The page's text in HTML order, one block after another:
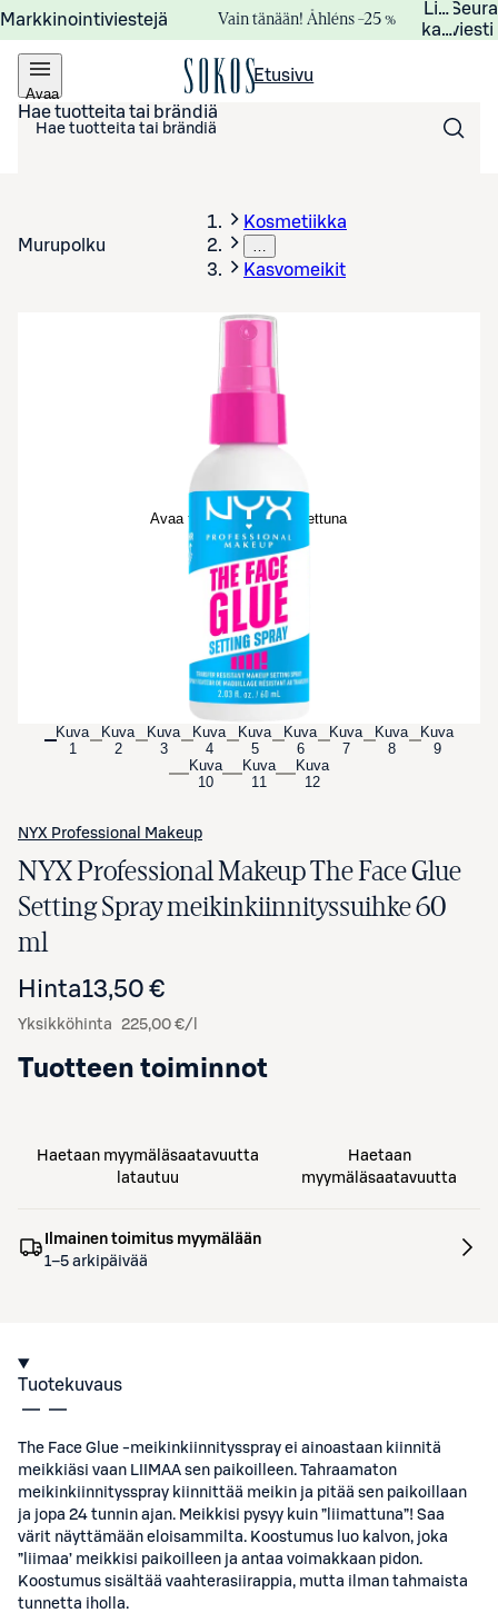
Markkinointiviestejä Vain tänään! Åhléns –25 %
viesti
Avaa
valikko
Etusivu
Hae tuotteita tai brändiä
Murupolku
Kosmetiikka
…
Kasvomeikit
Avaa tuotekuva suurennettuna
Kuva
1
Kuva
2
Kuva
3
Kuva
4
Kuva
5
Kuva
6
Kuva
7
Kuva
8
Kuva
9
Kuva
10
Kuva
11
Kuva
12
NYX Professional Makeup
NYX Professional Makeup The Face Glue
Setting Spray meikinkiinnityssuihke 60
ml
Hinta13,50 €
Yksikköhinta 225,00 €/l
Tuotteen toiminnot
Haetaan myymäläsaatavuutta
latautuu
Haetaan
myymäläsaatavuutta
Ilmainen toimitus myymälään
1–5 arkipäivää
Tuotekuvaus
The Face Glue -meikinkiinnitysspray ei ainoastaan kiinnitä
meikkiäsi vaan LIIMAA sen paikoilleen. Tahraamaton
meikinkiinnitysspray kiinnittää meikin ja pitää sen paikoillaan
ja jopa 24 tunnin ajan. Meikkisi pysyy kuin ”liimattuna”! Saa
värit näyttämään eloisammilta. Koostumus luo kalvon, joka
”liimaa’ meikkisi paikoilleen ja antaa voimakkaan pidon.
Koostumus sisältää vaahterasiirappia, mutta ilman tahmaista
tunnetta iholla.